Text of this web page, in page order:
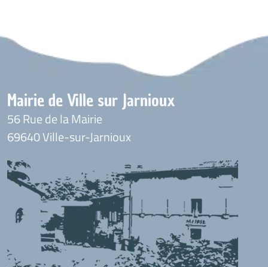
Mairie de Ville sur Jarnioux
56 Rue de la Mairie
69640 Ville-sur-Jarnioux